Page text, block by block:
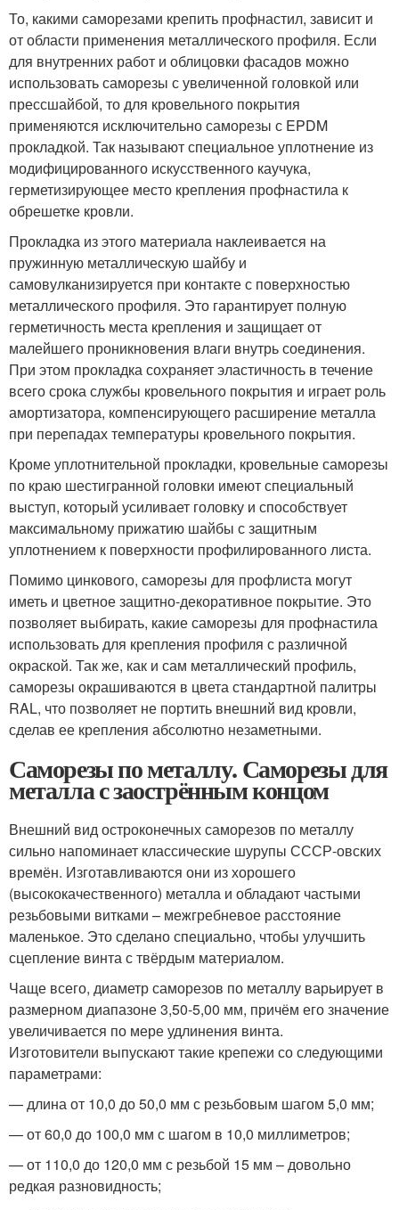
То, какими саморезами крепить профнастил, зависит и
от области применения металлического профиля. Если
для внутренних работ и облицовки фасадов можно
использовать саморезы с увеличенной головкой или
прессшайбой, то для кровельного покрытия
применяются исключительно саморезы с EPDM
прокладкой. Так называют специальное уплотнение из
модифицированного искусственного каучука,
герметизирующее место крепления профнастила к
обрешетке кровли.
Прокладка из этого материала наклеивается на
пружинную металлическую шайбу и
самовулканизируется при контакте с поверхностью
металлического профиля. Это гарантирует полную
герметичность места крепления и защищает от
малейшего проникновения влаги внутрь соединения.
При этом прокладка сохраняет эластичность в течение
всего срока службы кровельного покрытия и играет роль
амортизатора, компенсирующего расширение металла
при перепадах температуры кровельного покрытия.
Кроме уплотнительной прокладки, кровельные саморезы
по краю шестигранной головки имеют специальный
выступ, который усиливает головку и способствует
максимальному прижатию шайбы с защитным
уплотнением к поверхности профилированного листа.
Помимо цинкового, саморезы для профлиста могут
иметь и цветное защитно-декоративное покрытие. Это
позволяет выбирать, какие саморезы для профнастила
использовать для крепления профиля с различной
окраской. Так же, как и сам металлический профиль,
саморезы окрашиваются в цвета стандартной палитры
RAL, что позволяет не портить внешний вид кровли,
сделав ее крепления абсолютно незаметными.
Саморезы по металлу. Саморезы для
металла с заострённым концом
Внешний вид остроконечных саморезов по металлу
сильно напоминает классические шурупы СССР-овских
времён. Изготавливаются они из хорошего
(высококачественного) металла и обладают частыми
резьбовыми витками – межгребневое расстояние
маленькое. Это сделано специально, чтобы улучшить
сцепление винта с твёрдым материалом.
Чаще всего, диаметр саморезов по металлу варьирует в
размерном диапазоне 3,50-5,00 мм, причём его значение
увеличивается по мере удлинения винта.
Изготовители выпускают такие крепежи со следующими
параметрами:
— длина от 10,0 до 50,0 мм с резьбовым шагом 5,0 мм;
— от 60,0 до 100,0 мм с шагом в 10,0 миллиметров;
— от 110,0 до 120,0 мм с резьбой 15 мм – довольно
редкая разновидность;